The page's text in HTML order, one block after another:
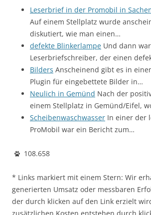
Leserbrief in der Promobil in
Auf einem Stellplatz wurde
diskutiert, wie man einen…
defekte Blinkerlampe Und dann
Leserbriefschreiber, der einen
Bilders Anscheinend gibt es in
Plugin für eingebettete Bilder in…
Neulich in Gemünd Nach der
einem Stellplatz in Gemünd/Eifel,
Scheibenwaschwasser In einer der
ProMobil war ein Bericht zum…
108.658
* Links markiert mit einem Stern: Wir
generierten Umsatz oder messbaren
der durch klicken auf den Link erzielt